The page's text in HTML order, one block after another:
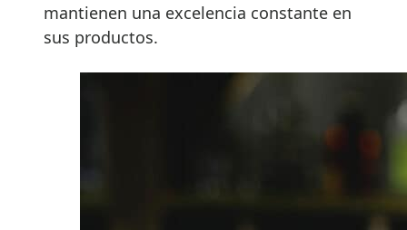
mantienen una excelencia constante en
sus productos.